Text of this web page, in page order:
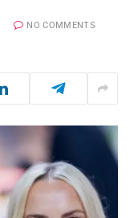
NO COMMENTS